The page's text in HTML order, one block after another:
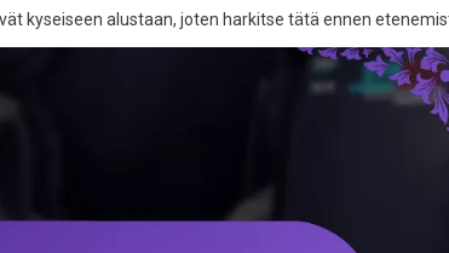
kyseiseen alustaan, joten harkitse tätä ennen